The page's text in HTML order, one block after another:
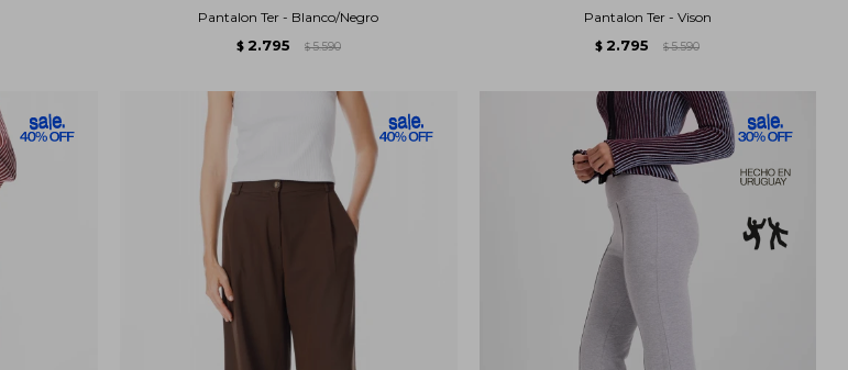
Pantalon Ter - Blanco/Negro
$ 2.795 $ 5.590
Pantalon Ter - Vison
$ 2.795 $ 5.590